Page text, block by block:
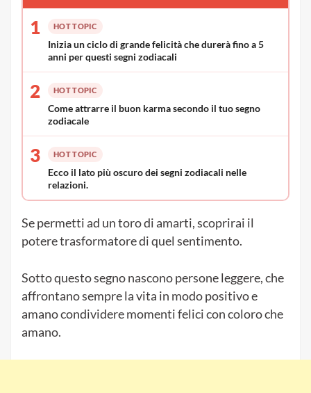
1 HOT TOPIC
Inizia un ciclo di grande felicità che durerà fino a 5
anni per questi segni zodiacali
2 HOT TOPIC
Come attrarre il buon karma secondo il tuo segno
zodiacale
3 HOT TOPIC
Ecco il lato più oscuro dei segni zodiacali nelle
relazioni.
Se permetti ad un toro di amarti, scoprirai il
potere trasformatore di quel sentimento.
Sotto questo segno nascono persone leggere, che
affrontano sempre la vita in modo positivo e
amano condividere momenti felici con coloro che
amano.